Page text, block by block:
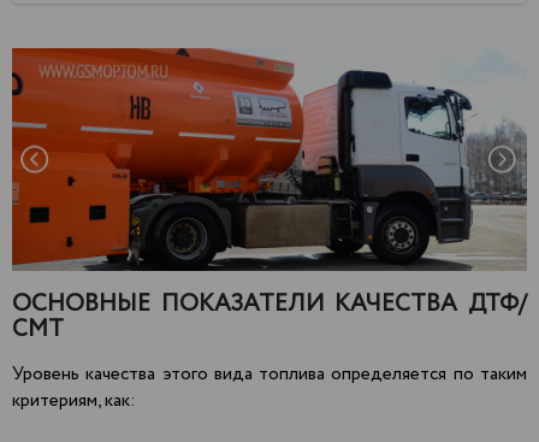
ОСНОВНЫЕ ПОКАЗАТЕЛИ КАЧЕСТВА ДТФ/
СМТ
Уровень качества этого вида топлива определяется по таким
критериям, как: